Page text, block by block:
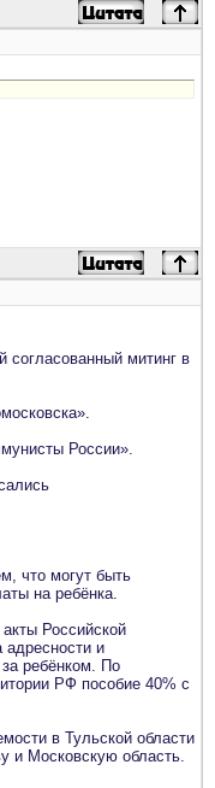
митинг в
России».
что могут быть
на ребёнка.
Российской
адресности и
ребёнком. По
РФ пособие 40% с
в Тульской области
и Московскую область.